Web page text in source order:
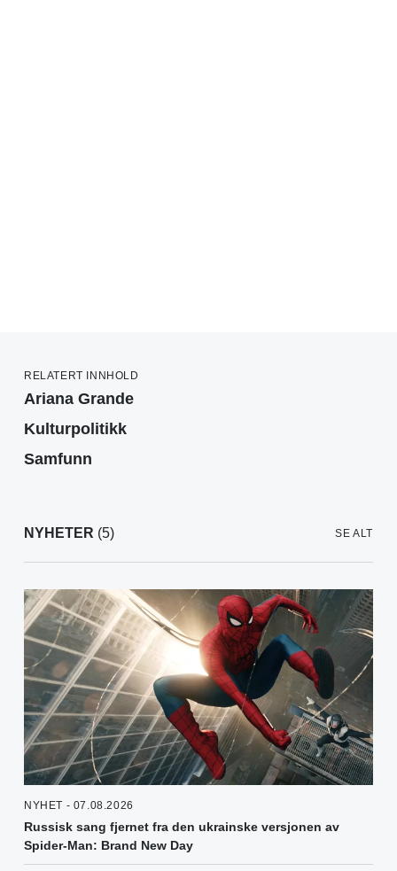
RELATERT INNHOLD
Ariana Grande
Kulturpolitikk
Samfunn
NYHETER (5) SE ALT
NYHET - 07.08.2026
Russisk sang fjernet fra den ukrainske versjonen av
Spider-Man: Brand New Day